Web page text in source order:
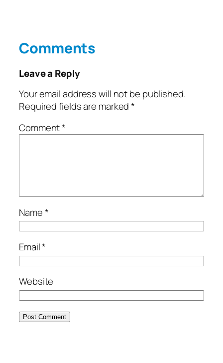
Comments
Leave a Reply
Your email address will not be published.
Required fields are marked*
Comment*
Name*
Email*
Website